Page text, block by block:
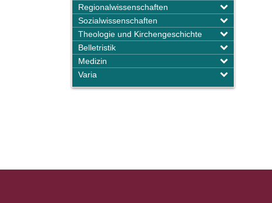
Regionalwissenschaften
Sozialwissenschaften
Theologie und Kirchengeschichte
Belletristik
Medizin
Varia